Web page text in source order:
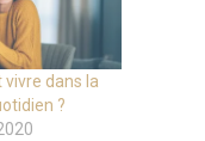
dans la
?